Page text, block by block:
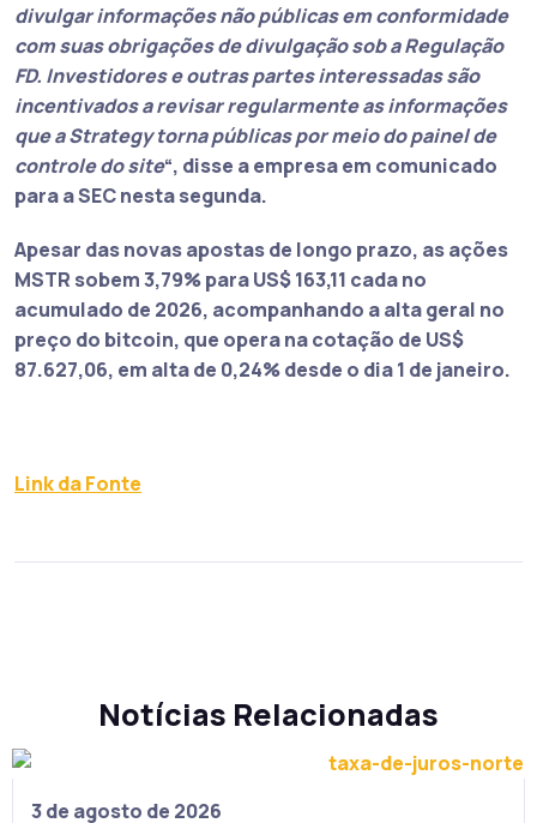
divulgar informações não públicas em conformidade
com suas obrigações de divulgação sob a Regulação
FD. Investidores e outras partes interessadas são
incentivados a revisar regularmente as informações
que a Strategy torna públicas por meio do painel de
controle do site“, disse a empresa em comunicado
para a SEC nesta segunda.
Apesar das novas apostas de longo prazo, as ações
MSTR sobem 3,79% para US$ 163,11 cada no
acumulado de 2026, acompanhando a alta geral no
preço do bitcoin, que opera na cotação de US$
87.627,06, em alta de 0,24% desde o dia 1 de janeiro.
Link da Fonte
Notícias Relacionadas
3 de agosto de 2026